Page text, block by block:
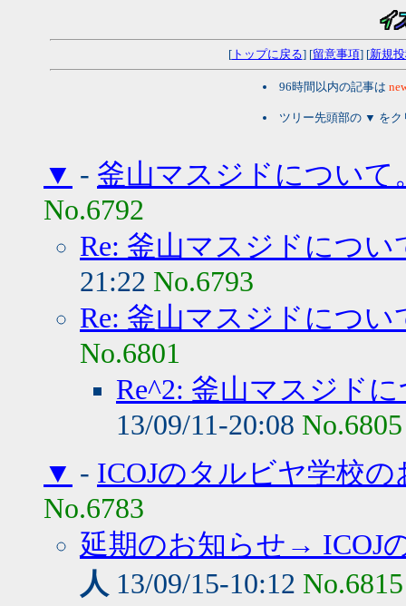
[トップに戻る] [留意事項] [新規
96時間以内の記事は
ツリー先頭部の ▼ をク
▼ - 釜山マスジドについて
No.6792
Re: 釜山マスジドについ
21:22 No.6793
Re: 釜山マスジドについ
No.6801
Re^2: 釜山マスジド
13/09/11-20:08 No.6805
▼ - ICOJのタルビヤ学校の
No.6783
延期のお知らせ→ ICOJ
人 13/09/15-10:12 No.6815